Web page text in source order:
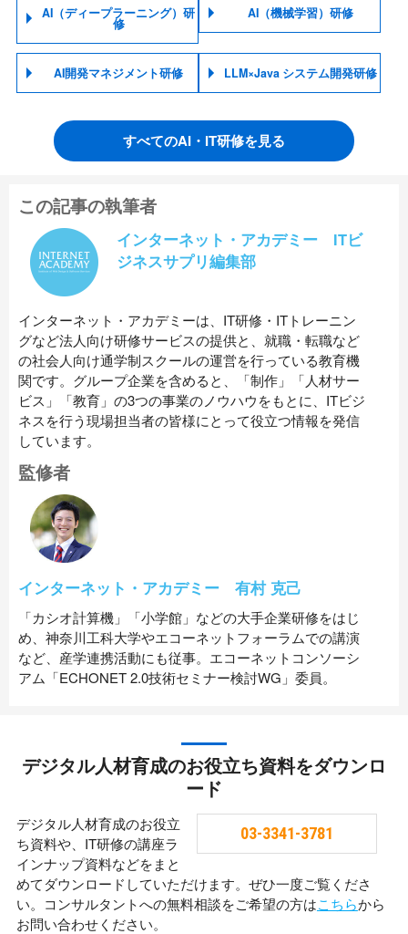
AI（ディープラーニング）研
修
AI（機械学習）研修
AI開発マネジメント研修 LLM×Java システム開発研修
すべてのAI・IT研修を見る
この記事の執筆者
インターネット・アカデミー ITビ
ジネスサプリ編集部
インターネット・アカデミーは、IT研修・ITトレーニン
グなど法人向け研修サービスの提供と、就職・転職など
の社会人向け通学制スクールの運営を行っている教育機
関です。グループ企業を含めると、「制作」「人材サー
ビス」「教育」の3つの事業のノウハウをもとに、ITビジ
ネスを行う現場担当者の皆様にとって役立つ情報を発信
しています。
監修者
インターネット・アカデミー 有村 克己
「カシオ計算機」「小学館」などの大手企業研修をはじ
め、神奈川工科大学やエコーネットフォーラムでの講演
など、産学連携活動にも従事。エコーネットコンソーシ
アム「ECHONET 2.0技術セミナー検討WG」委員。
デジタル人材育成のお役立ち資料をダウンロ
ード
03-3341-3781
デジタル人材育成のお役立
ち資料や、IT研修の講座ラ
インナップ資料などをまと
めてダウンロードしていただけます。ぜひ一度ご覧くださ
い。コンサルタントへの無料相談をご希望の方はこちらから
お問い合わせください。